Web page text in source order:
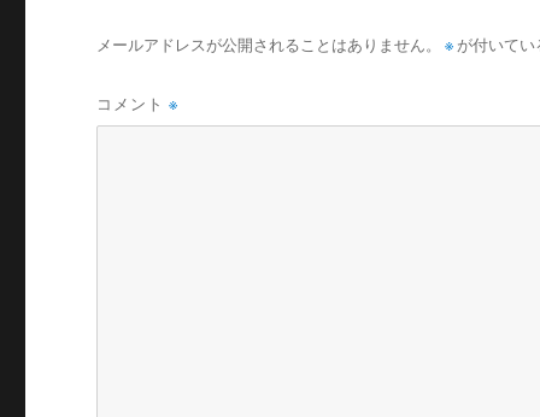
メールアドレスが公開されることはありません。 ※ が付いて
コメント※